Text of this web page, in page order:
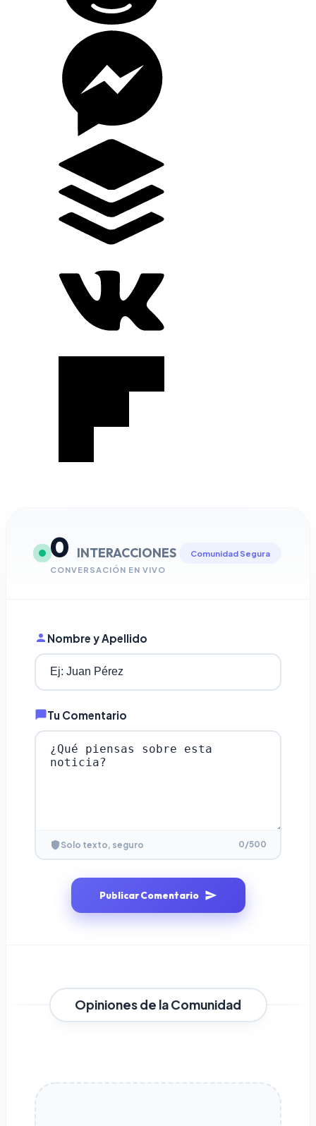
0 INTERACCIONES
CONVERSACIÓN EN VIVO
Comunidad Segura
Nombre y Apellido
Tu Comentario
Solo texto, seguro 0/500
Publicar Comentario
Opiniones de la Comunidad